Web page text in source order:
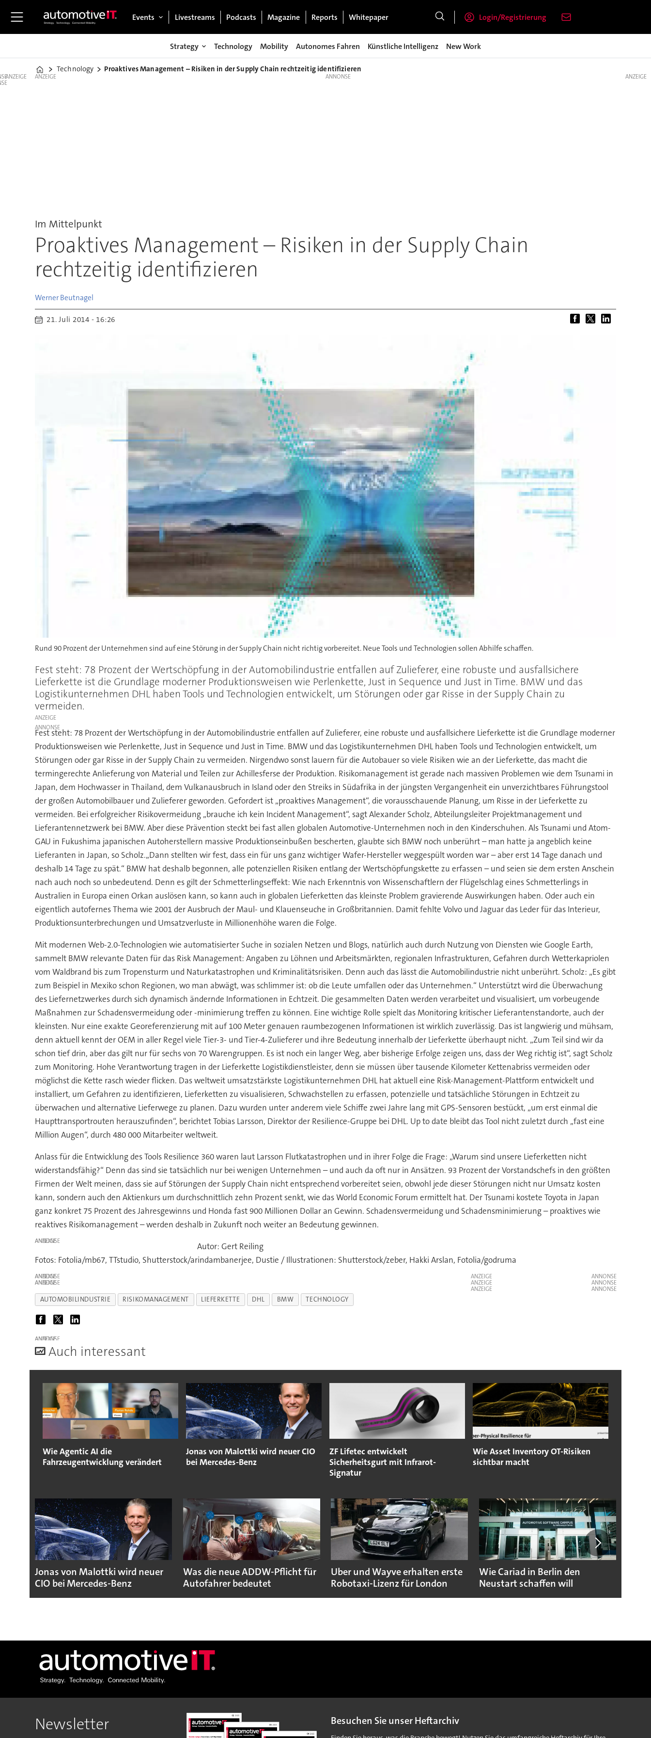
Events Livestreams Podcasts Magazine Reports Whitepaper Login/Registrierung
Strategy Technology Mobility Autonomes Fahren Künstliche Intelligenz New Work
Home
Technology Proaktives Management – Risiken in der Supply Chain rechtzeitig identifizieren
ANZEIGE ANZEIGE
Im Mittelpunkt
Proaktives Management – Risiken in der Supply Chain
rechtzeitig identifizieren
Werner Beutnagel
21. Juli 2014 - 16:26
Rund 90 Prozent der Unternehmen sind auf eine Störung in der Supply Chain nicht richtig vorbereitet. Neue Tools und Technologien sollen Abhilfe schaffen.
Fest steht: 78 Prozent der Wertschöpfung in der Automobilindustrie entfallen auf Zulieferer, eine robuste und ausfallsichere
Lieferkette ist die Grundlage moderner Produktionsweisen wie Perlenkette, Just in Sequence und Just in Time. BMW und das
Logistikunternehmen DHL haben Tools und Technologien entwickelt, um Störungen oder gar Risse in der Supply Chain zu
vermeiden.
ANZEIGE
Fest steht: 78 Prozent der Wertschöpfung in der Automobilindustrie entfallen auf Zulieferer, eine robuste und ausfallsichere Lieferkette ist die Grundlage moderner
Produktionsweisen wie Perlenkette, Just in Sequence und Just in Time. BMW und das Logistikunternehmen DHL haben Tools und Technologien entwickelt, um
Störungen oder gar Risse in der Supply Chain zu vermeiden. Nirgendwo sonst lauern für die Autobauer so viele Risiken wie an der Lieferkette, das macht die
termingerechte Anlieferung von Material und Teilen zur Achillesferse der Produktion. Risikomanagement ist gerade nach massiven Problemen wie dem Tsunami in
Japan, dem Hochwasser in Thailand, dem Vulkanausbruch in Island oder den Streiks in Südafrika in der jüngsten Vergangenheit ein unverzichtbares Führungstool
der großen Automobilbauer und Zulieferer geworden. Gefordert ist „proaktives Management“, die vorausschauende Planung, um Risse in der Lieferkette zu
vermeiden. Bei erfolgreicher Risikovermeidung „brauche ich kein Incident Management“, sagt Alexander Scholz, Abteilungsleiter Projektmanagement und
Lieferantennetzwerk bei BMW. Aber diese Prävention steckt bei fast allen globalen Automotive-Unternehmen noch in den Kinderschuhen. Als Tsunami und Atom-
GAU in Fukushima japanischen Autoherstellern massive Produktionseinbußen bescherten, glaubte sich BMW noch unberührt – man hatte ja angeblich keine
Lieferanten in Japan, so Scholz.„Dann stellten wir fest, dass ein für uns ganz wichtiger Wafer-Hersteller weggespült worden war – aber erst 14 Tage danach und
deshalb 14 Tage zu spät.“ BMW hat deshalb begonnen, alle potenziellen Risiken entlang der Wertschöpfungskette zu erfassen – und seien sie dem ersten Anschein
nach auch noch so unbedeutend. Denn es gilt der Schmetterlingseffekt: Wie nach Erkenntnis von Wissenschaftlern der Flügelschlag eines Schmetterlings in
Australien in Europa einen Orkan auslösen kann, so kann auch in globalen Lieferketten das kleinste Problem gravierende Auswirkungen haben. Oder auch ein
eigentlich autofernes Thema wie 2001 der Ausbruch der Maul- und Klauenseuche in Großbritannien. Damit fehlte Volvo und Jaguar das Leder für das Interieur,
Produktionsunterbrechungen und Umsatzverluste in Millionenhöhe waren die Folge.
Mit modernen Web-2.0-Technologien wie automatisierter Suche in sozialen Netzen und Blogs, natürlich auch durch Nutzung von Diensten wie Google Earth,
sammelt BMW relevante Daten für das Risk Management: Angaben zu Löhnen und Arbeitsmärkten, regionalen Infrastrukturen, Gefahren durch Wetterkapriolen
vom Waldbrand bis zum Tropensturm und Naturkatastrophen und Kriminalitätsrisiken. Denn auch das lässt die Automobilindustrie nicht unberührt. Scholz: „Es gibt
zum Beispiel in Mexiko schon Regionen, wo man abwägt, was schlimmer ist: ob die Leute umfallen oder das Unternehmen.“ Unterstützt wird die Überwachung
des Liefernetzwerkes durch sich dynamisch ändernde Informationen in Echtzeit. Die gesammelten Daten werden verarbeitet und visualisiert, um vorbeugende
Maßnahmen zur Schadensvermeidung oder -minimierung treffen zu können. Eine wichtige Rolle spielt das Monitoring kritischer Lieferantenstandorte, auch der
kleinsten. Nur eine exakte Georeferenzierung mit auf 100 Meter genauen raumbezogenen Informationen ist wirklich zuverlässig. Das ist langwierig und mühsam,
denn aktuell kennt der OEM in aller Regel viele Tier-3- und Tier-4-Zulieferer und ihre Bedeutung innerhalb der Lieferkette überhaupt nicht. „Zum Teil sind wir da
schon tief drin, aber das gilt nur für sechs von 70 Warengruppen. Es ist noch ein langer Weg, aber bisherige Erfolge zeigen uns, dass der Weg richtig ist“, sagt Scholz
zum Monitoring. Hohe Verantwortung tragen in der Lieferkette Logistikdienstleister, denn sie müssen über tausende Kilometer Kettenabriss vermeiden oder
möglichst die Kette rasch wieder flicken. Das weltweit umsatzstärkste Logistikunternehmen DHL hat aktuell eine Risk-Management-Plattform entwickelt und
installiert, um Gefahren zu identifizieren, Lieferketten zu visualisieren, Schwachstellen zu erfassen, potenzielle und tatsächliche Störungen in Echtzeit zu
überwachen und alternative Lieferwege zu planen. Dazu wurden unter anderem viele Schiffe zwei Jahre lang mit GPS-Sensoren bestückt, „um erst einmal die
Haupttransportrouten herauszufinden“, berichtet Tobias Larsson, Direktor der Resilience-Gruppe bei DHL. Up to date bleibt das Tool nicht zuletzt durch „fast eine
Million Augen“, durch 480 000 Mitarbeiter weltweit.
Anlass für die Entwicklung des Tools Resilience 360 waren laut Larsson Flutkatastrophen und in ihrer Folge die Frage: „Warum sind unsere Lieferketten nicht
widerstandsfähig?“ Denn das sind sie tatsächlich nur bei wenigen Unternehmen – und auch da oft nur in Ansätzen. 93 Prozent der Vorstandschefs in den größten
Firmen der Welt meinen, dass sie auf Störungen der Supply Chain nicht entsprechend vorbereitet seien, obwohl jede dieser Störungen nicht nur Umsatz kosten
kann, sondern auch den Aktienkurs um durchschnittlich zehn Prozent senkt, wie das World Economic Forum ermittelt hat. Der Tsunami kostete Toyota in Japan
ganz konkret 75 Prozent des Jahresgewinns und Honda fast 900 Millionen Dollar an Gewinn. Schadensvermeidung und Schadensminimierung – proaktives wie
reaktives Risikomanagement – werden deshalb in Zukunft noch weiter an Bedeutung gewinnen.
ANZEIGE
Autor: Gert Reiling
Fotos: Fotolia/mb67, TTstudio, Shutterstock/arindambanerjee, Dustie / Illustrationen: Shutterstock/zeber, Hakki Arslan, Fotolia/godruma
ANZEIGE
ANZEIGE
ANZEIGE
ANZEIGE
ANZEIGE
AUTOMOBILINDUSTRIE RISIKOMANAGEMENT LIEFERKETTE DHL BMW TECHNOLOGY
ANZEIGE
Auch interessant
Wie Agentic AI die
Fahrzeugentwicklung verändert
Jonas von Malottki wird neuer CIO
bei Mercedes-Benz
ZF Lifetec entwickelt
Sicherheitsgurt mit Infrarot-
Signatur
Wie Asset Inventory OT-Risiken
sichtbar macht
Jonas von Malottki wird neuer
CIO bei Mercedes-Benz
Was die neue ADDW-Pflicht für
Autofahrer bedeutet
Uber und Wayve erhalten erste
Robotaxi-Lizenz für London
Wie Cariad in Berlin den
Neustart schaffen will
ANZEIGE
Newsletter Besuchen Sie unser Heftarchiv